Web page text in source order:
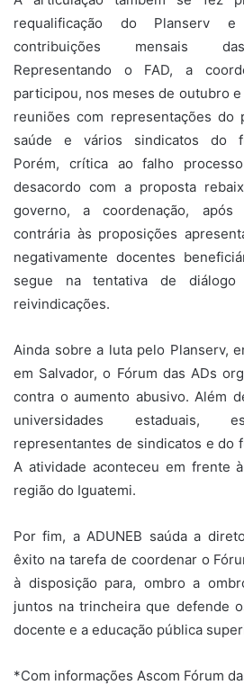
requalificação do Planserv
contribuições mensais
Representando o FAD, a
participou, nos meses de outubro
reuniões com representações do
saúde e vários sindicatos do
Porém, crítica ao falho
desacordo com a proposta
governo, a coordenação,
contrária às proposições
negativamente docentes
segue na tentativa de
reivindicações.
Ainda sobre a luta pelo Planserv,
em Salvador, o Fórum das ADs
contra o aumento abusivo. Além
universidades estaduais,
representantes de sindicatos e do
A atividade aconteceu em frente
região do Iguatemi.
Por fim, a ADUNEB saúda a
êxito na tarefa de coordenar o
à disposição para, ombro a
juntos na trincheira que defende
docente e a educação pública
*Com informações Ascom Fórum